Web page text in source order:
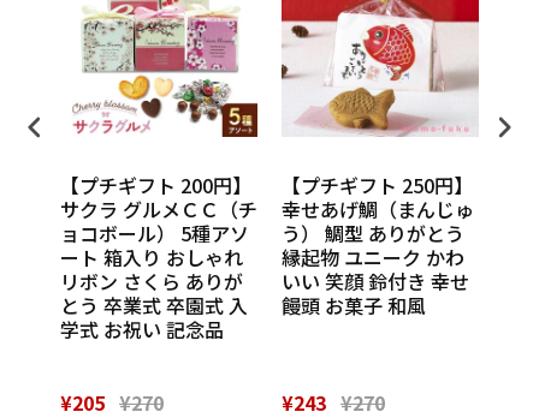
【プチギフト 200円】
サクラ グルメＣＣ（チ
ョコボール） 5種アソ
ート 箱入り おしゃれ
リボン さくら ありが
とう 卒業式 卒園式 入
学式 お祝い 記念品
¥205 ¥270
【プチギフト 250円】
幸せあげ鯛（まんじゅ
う） 鯛型 ありがとう
縁起物 ユニーク かわ
いい 笑顔 鈴付き 幸せ
饅頭 お菓子 和風
¥243 ¥270